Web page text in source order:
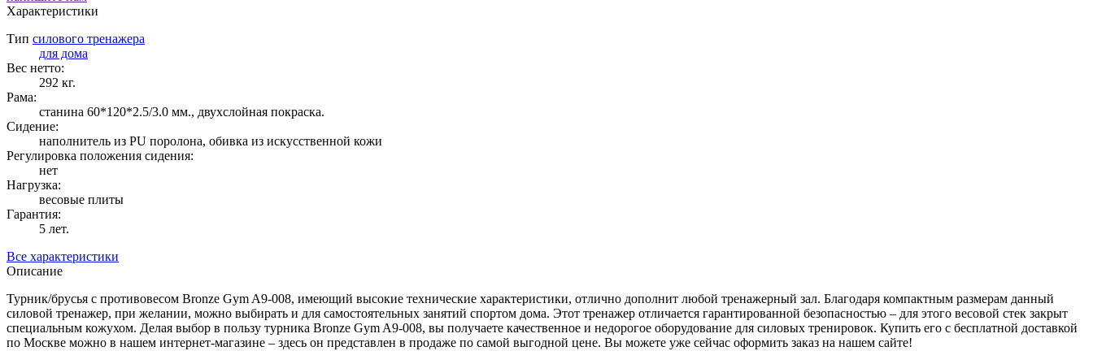
Характеристики
Тип силового тренажера
для дома
Вес нетто:
292 кг.
Рама:
станина 60*120*2.5/3.0 мм., двухслойная покраска.
Сидение:
наполнитель из PU поролона, обивка из искусственной кожи
Регулировка положения сидения:
нет
Нагрузка:
весовые плиты
Гарантия:
5 лет.
Все характеристики
Описание
Турник/брусья с противовесом Bronze Gym A9-008, имеющий высокие технические характеристики, отлично дополнит любой тренажерный зал. Благодаря компактным размерам данный
силовой тренажер, при желании, можно выбирать и для самостоятельных занятий спортом дома. Этот тренажер отличается гарантированной безопасностью – для этого весовой стек закрыт
специальным кожухом. Делая выбор в пользу турника Bronze Gym A9-008, вы получаете качественное и недорогое оборудование для силовых тренировок. Купить его с бесплатной доставкой
по Москве можно в нашем интернет-магазине – здесь он представлен в продаже по самой выгодной цене. Вы можете уже сейчас оформить заказ на нашем сайте!